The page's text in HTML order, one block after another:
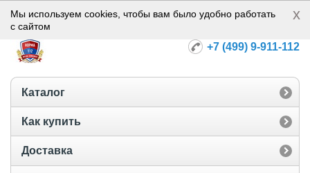
Норма-112
+7 (499) 9-911-112
Каталог
Как купить
Доставка
Мы используем cookies, чтобы вам было удобно работать
с сайтом
x